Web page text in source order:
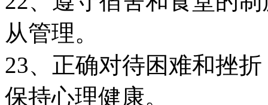
从管理。
23、正确对待困难和挫
保持心理健康。